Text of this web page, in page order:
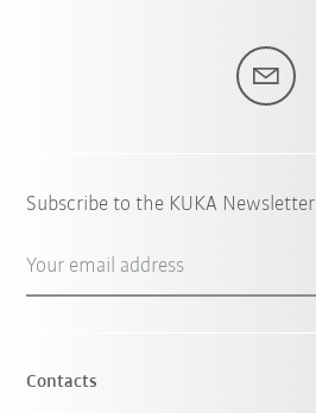
Subscribe to the KUKA Newsletter
Your email address
Contacts